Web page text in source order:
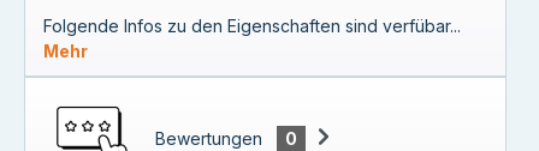
Folgende Infos zu den Eigenschaften sind verfübar...
Mehr
Bewertungen 0